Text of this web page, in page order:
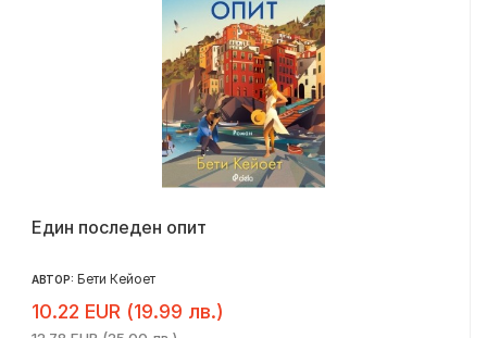
Един последен опит
АВТОР: Бети Кейоет
10.22 EUR (19.99 лв.)